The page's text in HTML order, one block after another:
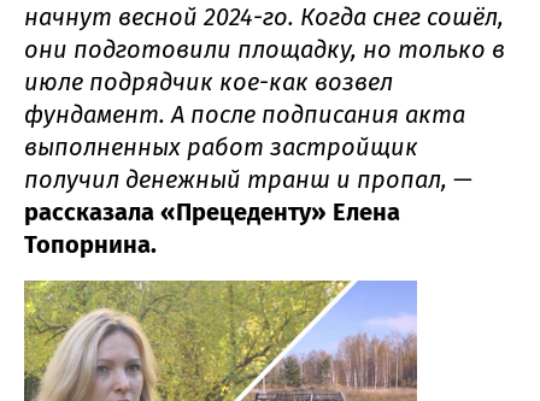
начнут весной 2024-го. Когда снег сошёл,
они подготовили площадку, но только в
июле подрядчик кое-как возвел
фундамент. А после подписания акта
выполненных работ застройщик
получил денежный транш и пропал, —
рассказала «Прецеденту» Елена
Топорнина.